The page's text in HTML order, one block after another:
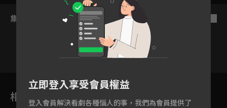
集數列表
6 7 8
相關花絮
立即登入享受會員權益
登入會員解決看劇各種惱人的事，我們為會員提供了